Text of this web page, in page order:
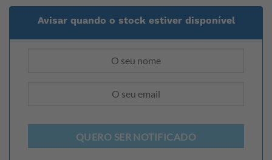
Avisar quando o stock estiver disponível
QUERO SER NOTIFICADO